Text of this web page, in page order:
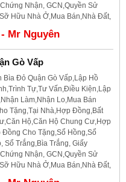
Nhận, GCN,Quyền Sử
Hữu Nhà Ở,Mua Bán,Nhà Đất,
- Mr Nguyên
Gò Vấp
Bìa Đỏ Quận Gò Vấp,Lập Hồ
Tự,Tư Vấn,Điều Kiện,Lập
Làm,Nhận Lo,Mua Bán
Tặng,Tại Nhà,Hợp Đồng,Bất
Hộ,Căn Hộ Chung Cư,Hợp
Cho Tặng,Sổ Hồng,Sổ
Sổ Trắng,Bìa Trắng, Giấy
Nhận, GCN,Quyền Sử
Hữu Nhà Ở,Mua Bán,Nhà Đất,